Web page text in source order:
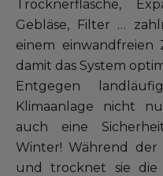
Trocknerflasche,
Gebläse, Filter …
einem einwandfreien
damit das System
Entgegen
Klimaanlage nicht
auch eine
Winter! Während der
und trocknet sie